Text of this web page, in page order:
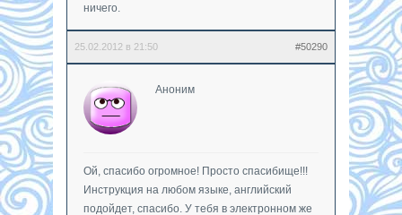
ничего.
25.02.2012 в 21:50 #50290
Аноним
Ой, спасибо огромное! Просто спасибище!!!
Инструкция на любом языке, английский
подойдет, спасибо. У тебя в электронном же